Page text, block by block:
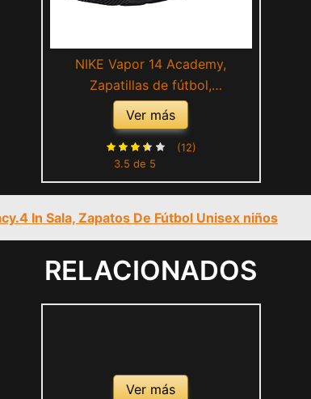
NIKE Vapor 14 Academy,
Zapatillas de fútbol,
Black/Metallic Gold-Metallic S, 33
EU
Ver más
3.5 de 5
(12)
In Sala, Zapatos De Fútbol Unisex niños
RELACIONADOS
Ver más